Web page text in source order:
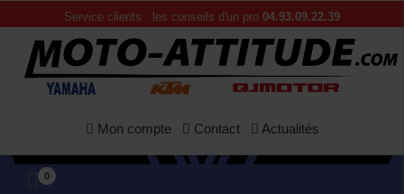
Service clients : les conseils d'un pro 04.93.09.22.39
Mon compte Contact Actualités
0